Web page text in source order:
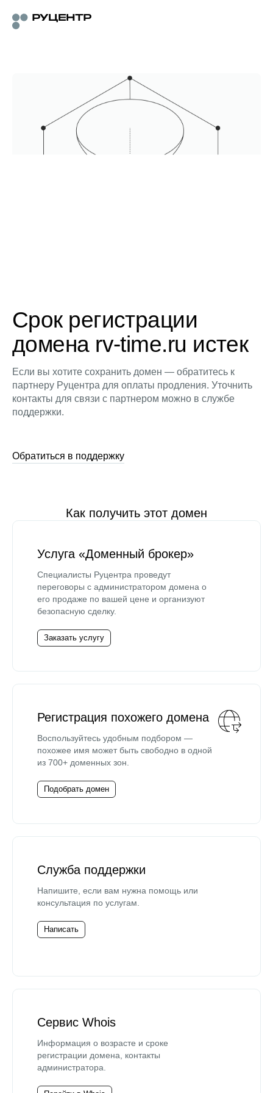
Срок регистрации
домена rv-time.ru истек
Если вы хотите сохранить домен — обратитесь к
партнеру Руцентра для оплаты продления. Уточнить
контакты для связи с партнером можно в службе
поддержки.
Обратиться в поддержку
Как получить этот домен
Услуга «Доменный брокер»
Специалисты Руцентра проведут
переговоры с администратором домена о
его продаже по вашей цене и организуют
безопасную сделку.
Заказать услугу
Регистрация похожего домена
Воспользуйтесь удобным подбором —
похожее имя может быть свободно в одной
из 700+ доменных зон.
Подобрать домен
Служба поддержки
Напишите, если вам нужна помощь или
консультация по услугам.
Написать
Сервис Whois
Информация о возрасте и сроке
регистрации домена, контакты
администратора.